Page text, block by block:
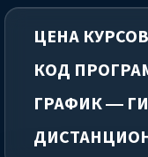
ЦЕНА
КОД
ГРАФИК —